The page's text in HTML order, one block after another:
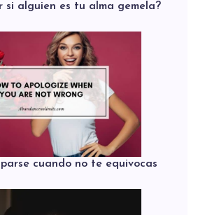
si alguien es tu alma gemela?
cuando no te equivocas